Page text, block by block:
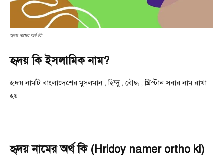
হৃদয় নামের অর্থ কি
হৃদয় কি ইসলামিক নাম?
হৃদয় নামটি বাংলাদেশের মুসলমান , হিন্দু , বৌদ্ধ , খ্রিস্টান সবার নাম রাখা
হয়।
হৃদয় নামের অর্থ কি (Hridoy namer ortho ki)